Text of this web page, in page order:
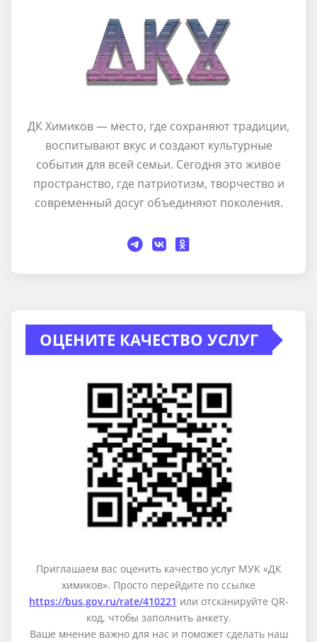
ДК Химиков — место, где сохраняют традиции,
воспитывают вкус и создают культурные
события для всей семьи. Сегодня это живое
пространство, где патриотизм, творчество и
современный досуг объединяют поколения.
ОЦЕНИТЕ КАЧЕСТВО УСЛУГ
Приглашаем вас оценить качество услуг МУК «ДК
химиков». Просто перейдите по ссылке
https://bus.gov.ru/rate/410221 или отсканируйте QR-
код, чтобы заполнить анкету.
Ваше мнение важно для нас и поможет сделать наш